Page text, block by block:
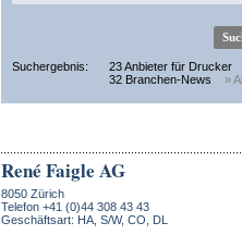
Suchergebnis:
23 Anbieter für Drucker
32 Branchen-News
»
René Faigle AG
8050 Zürich
Telefon +41 (0)44 308 43 43
Geschäftsart: HA, S/W, CO, DL